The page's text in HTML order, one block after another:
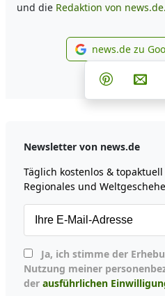
und die Redaktion von news.de.
news.de zu
Teilen
Teilen
Newsletter von news.de
Täglich kostenlos &
Regionales und
Nutzung meiner
der ausführlichen